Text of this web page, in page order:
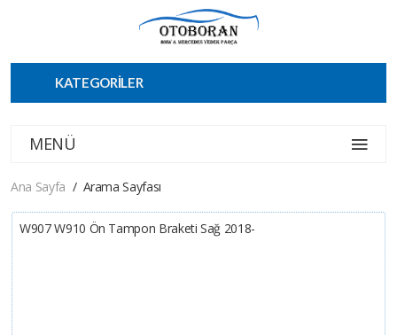
KATEGORİLER
MENÜ
Ana Sayfa Arama Sayfası
W907 W910 Ön Tampon Braketi Sağ 2018-